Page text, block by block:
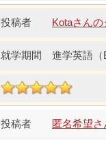
Kotaさん
進学英語（
匿名希望